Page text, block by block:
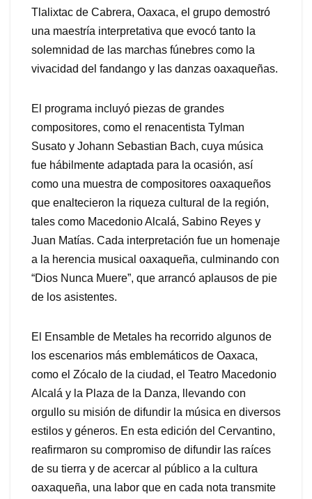
Tlalixtac de Cabrera, Oaxaca, el grupo demostró
una maestría interpretativa que evocó tanto la
solemnidad de las marchas fúnebres como la
vivacidad del fandango y las danzas oaxaqueñas.
El programa incluyó piezas de grandes
compositores, como el renacentista Tylman
Susato y Johann Sebastian Bach, cuya música
fue hábilmente adaptada para la ocasión, así
como una muestra de compositores oaxaqueños
que enaltecieron la riqueza cultural de la región,
tales como Macedonio Alcalá, Sabino Reyes y
Juan Matías. Cada interpretación fue un homenaje
a la herencia musical oaxaqueña, culminando con
“Dios Nunca Muere”, que arrancó aplausos de pie
de los asistentes.
El Ensamble de Metales ha recorrido algunos de
los escenarios más emblemáticos de Oaxaca,
como el Zócalo de la ciudad, el Teatro Macedonio
Alcalá y la Plaza de la Danza, llevando con
orgullo su misión de difundir la música en diversos
estilos y géneros. En esta edición del Cervantino,
reafirmaron su compromiso de difundir las raíces
de su tierra y de acercar al público a la cultura
oaxaqueña, una labor que en cada nota transmite